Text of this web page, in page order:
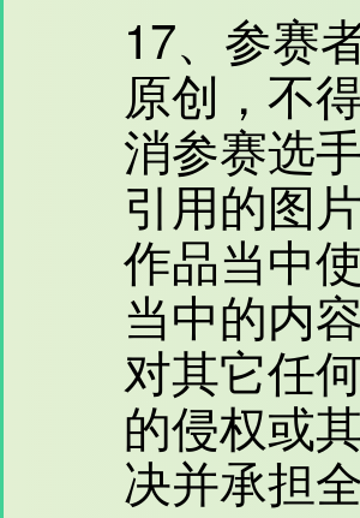
17、参赛
原创，不
消参赛选
引用的图
作品当中
当中的内
对其它任
的侵权或
决并承担